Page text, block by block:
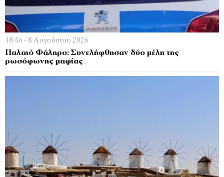
18:46 - 8 Αυγούστου 2026
Παλαιό Φάληρο: Συνελήφθησαν δύο μέλη της
ρωσόφωνης μαφίας